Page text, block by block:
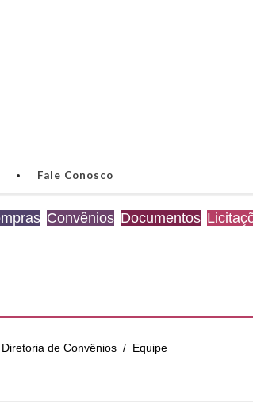
Fale Conosco
Convênios Documentos
Diretoria de Convênios Equipe